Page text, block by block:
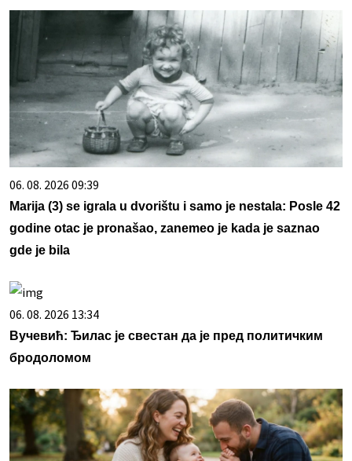
06. 08. 2026 09:39
Marija (3) se igrala u dvorištu i samo je nestala: Posle 42
godine otac je pronašao, zanemeo je kada je saznao
gde je bila
06. 08. 2026 13:34
Вучевић: Ђилас је свестан да је пред политичким
бродоломом